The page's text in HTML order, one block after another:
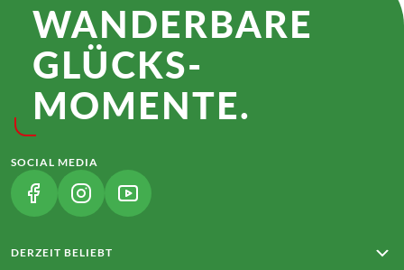
WANDER­BARE
GLÜCKS­
MOMENTE.
SOCIAL MEDIA
(LINK ÖFFNET IN NEUEM TAB)
(LINK ÖFFNET IN NEUEM TAB)
(LINK ÖFFNET IN NEUEM TAB)
DERZEIT BELIEBT